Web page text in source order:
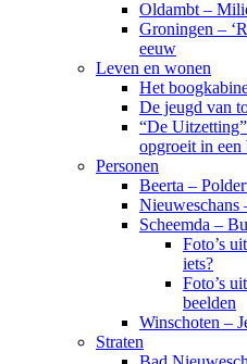
Oldambt –
Groningen –
eeuw
Leven en wonen
Het
De jeugd van
“De
opgroeit in een
Personen
Beerta –
Scheemda –
Foto’s
iets?
Foto’s
beelden
Winschoten –
Straten